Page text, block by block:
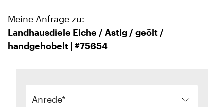
Meine Anfrage zu:
Landhausdiele Eiche / Astig / geölt /
handgehobelt | #75654
Anrede